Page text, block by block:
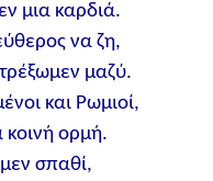
μια καρδιά.
να ζη,
μαζύ.
και Ρωμιοί,
κοινή ορμή.
σπαθί,